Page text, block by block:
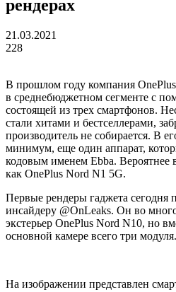
рендерах
21.03.2021
228
В прошлом году компания OnePlus
в среднебюджетном сегменте с
состоящей из трех смартфонов.
стали хитами и бестселлерами,
производитель не собирается. В
минимум, еще один аппарат,
кодовым именем Ebba. Вероятнее
как OnePlus Nord N1 5G.
Первые рендеры гаджета сегодня
инсайдеру @OnLeaks. Он во
экстерьер OnePlus Nord N10, но
основной камере всего три модуля.
На изображении представлен